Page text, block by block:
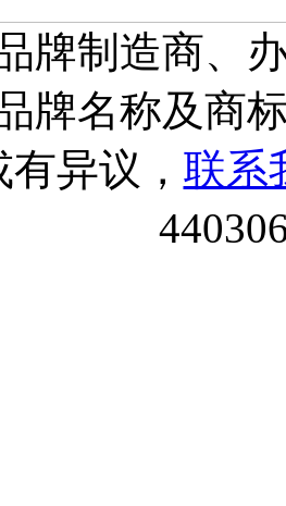
牌制造商、
牌名称及商
异议， 联系